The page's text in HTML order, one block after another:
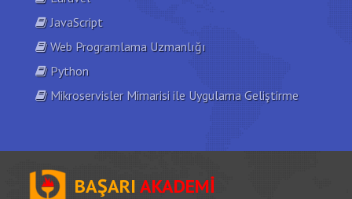
JavaScript
Web Programlama Uzmanlığı
Python
Mikroservisler Mimarisi ile Uygulama Geliştirme
BAŞARIAKADEMİ